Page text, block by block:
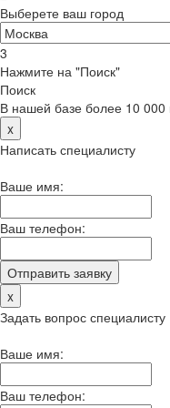
Выберете ваш город
3
Нажмите на "Поиск"
Поиск
В нашей базе более 10 000
x
Написать специалисту
Ваше имя:
Ваш телефон:
x
Задать вопрос специалисту
Ваше имя:
Ваш телефон: